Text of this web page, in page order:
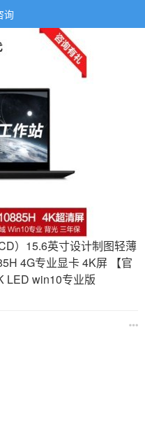
询
）15.6英寸设计制图轻薄
4G专业显卡 4K屏 【官
LED win10专业版